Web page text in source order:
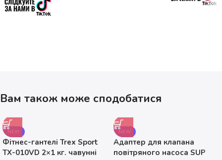
Вам також може сподобатися
NEW
Фітнес-гантелі Trex Sport
TX-010VD 2×1 кг. чавунні
NEW
Адаптер для клапана
повітряного насоса SUP